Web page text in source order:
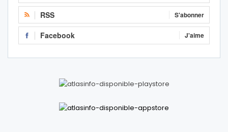
RSS S'abonner
Facebook J'aime